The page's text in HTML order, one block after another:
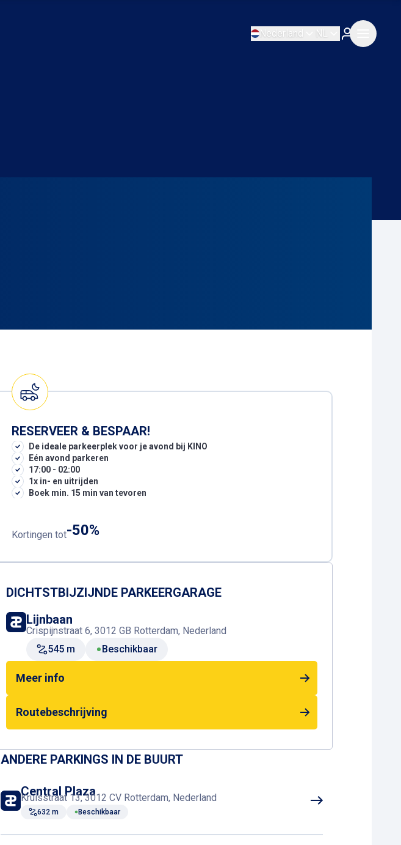
Nederland NL
RESERVEER & BESPAAR!
De ideale parkeerplek voor je avond bij KINO
Eén avond parkeren
17:00 - 02:00
1x in- en uitrijden
Boek min. 15 min van tevoren
Kortingen tot-50%
DICHTSTBIJZIJNDE PARKEERGARAGE
Lijnbaan
Crispijnstraat 6, 3012 GB Rotterdam, Nederland
545 m
Beschikbaar
Meer info
Routebeschrijving
ANDERE PARKINGS IN DE BUURT
Central Plaza
Kruisstraat 13, 3012 CV Rotterdam, Nederland
632 m Beschikbaar